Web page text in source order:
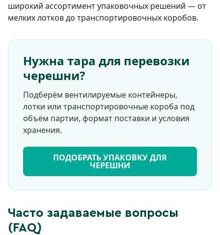
широкий ассортимент упаковочных решений — от
мелких лотков до транспортировочных коробов.
Нужна тара для перевозки
черешни?
Подберём вентилируемые контейнеры,
лотки или транспортировочные короба под
объём партии, формат поставки и условия
хранения.
ПОДОБРАТЬ УПАКОВКУ ДЛЯ
ЧЕРЕШНИ
Часто задаваемые вопросы
(FAQ)